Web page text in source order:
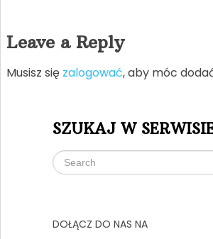
Leave a Reply
Musisz się zalogować, aby móc
SZUKAJ W
DOŁĄCZ DO NAS NA